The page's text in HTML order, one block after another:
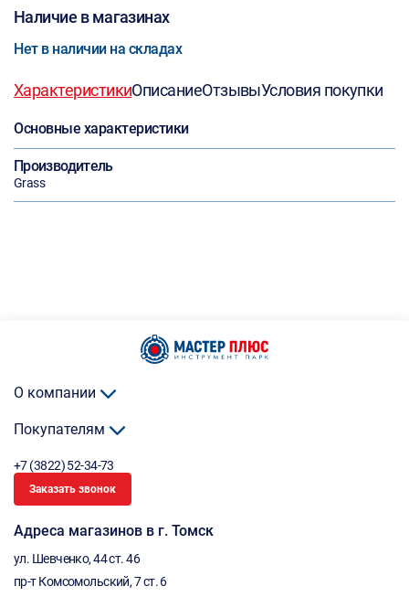
Наличие в магазинах
Нет в наличии на складах
ХарактеристикиОписаниеОтзывыУсловия покупки
Основные характеристики
Производитель
Grass
О компании
Покупателям
+7 (3822) 52-34-73
Заказать звонок
Адреса магазинов в г. Томск
ул. Шевченко, 44 ст. 46
пр-т Комсомольский, 7 ст. 6